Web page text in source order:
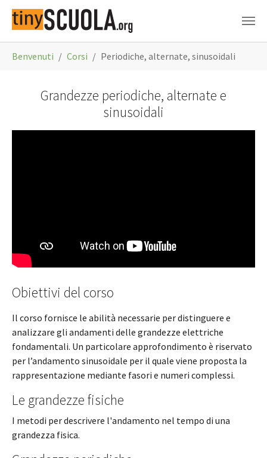
Benvenuti Corsi Periodiche, alternate, sinusoidali
Grandezze periodiche, alternate e
sinusoidali
Obiettivi del corso
Il corso fornisce le abilità necessarie per distinguere e
analizzare gli andamenti delle grandezze elettriche
fondamentali. Un particolare approfondimento è riservato
per l’andamento sinusoidale per il quale viene proposta la
rappresentazione mediante fasori e numeri complessi.
Le grandezze fisiche
I metodi per descrivere l'andamento nel tempo di una
grandezza fisica.